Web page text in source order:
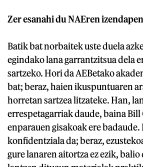
Zer esanahi du NAEren
Batik bat norbaitek uste duela
egindako lana garrantzitsua dela
sartzeko. Hori da AEBetako
bat; beraz, haien ikuspuntuaren
horretan sartzea litzateke. Han,
errespetagarriak daude, baina Bill
enparauen gisakoak ere badaude.
konfidentziala da; beraz,
gure lanaren aitortza ez ezik, balio